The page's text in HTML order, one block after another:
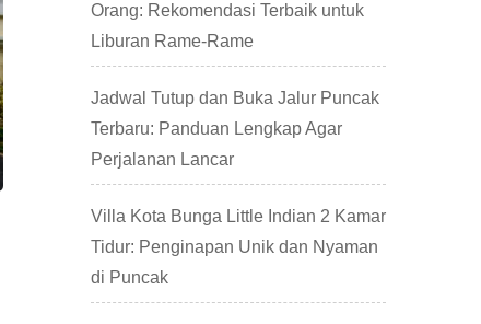
Orang: Rekomendasi Terbaik untuk
Liburan Rame-Rame
Jadwal Tutup dan Buka Jalur Puncak
Terbaru: Panduan Lengkap Agar
Perjalanan Lancar
Villa Kota Bunga Little Indian 2 Kamar
Tidur: Penginapan Unik dan Nyaman
di Puncak